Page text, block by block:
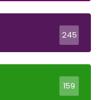
245
159